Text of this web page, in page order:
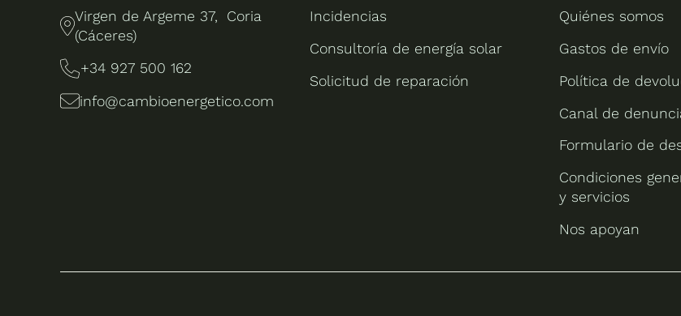
Virgen de Argeme 37, Coria
(Cáceres)
+34 927 500 162
info@cambioenergetico.com
Incidencias
Consultoría de energía solar
Solicitud de reparación
Quiénes somos
Gastos de envío
Política de
Canal de
Formulario de
Condiciones
y servicios
Nos apoyan